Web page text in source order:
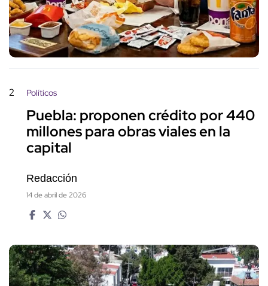
2 Políticos
Puebla: proponen crédito por 440
millones para obras viales en la
capital
Redacción
14 de abril de 2026